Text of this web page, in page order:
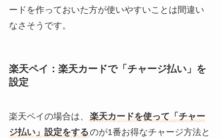
ードを作っておいた方が使いやすいことは間違い
なさそうです。
楽天ペイ：楽天カードで「チャージ払い」を
設定
楽天ペイの場合は、
楽天カードを使って「チャー
ジ払い」設定をするのが1番お得なチャージ方法と